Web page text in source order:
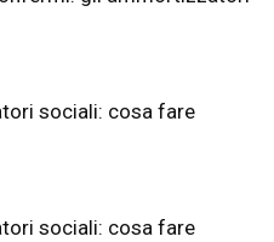
sociali: cosa fare
sociali: cosa fare